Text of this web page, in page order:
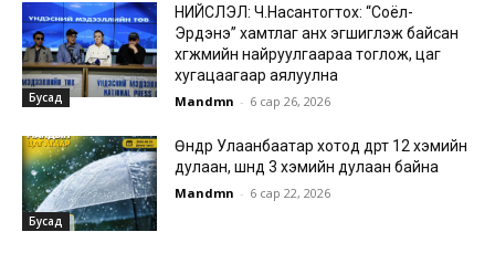
Бусад
НИЙСЛЭЛ: Ч.Насантогтох: “Соёл-
Эрдэнэ” хамтлаг анх эгшиглэж байсан
хөгжмийн найруулгаараа тоглож, цаг
хугацаагаар аялуулна
Mandmn - 6 сар 26, 2026
Бусад
Өнөөдөр Улаанбаатар хотод өдөртөө 12 хэмийн
дулаан, шөнөдөө 3 хэмийн дулаан байна
Mandmn - 6 сар 22, 2026